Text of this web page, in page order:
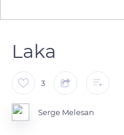
Laka
3
Serge Melesan